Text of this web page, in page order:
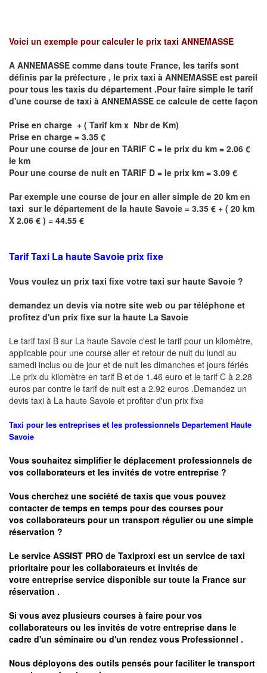
Voici un exemple pour calculer le prix taxi ANNEMASSE
A ANNEMASSE comme dans toute France, les tarifs sont
définis par la préfecture , le prix taxi à ANNEMASSE est pareil
pour tous les taxis du département .Pour faire simple le tarif
d'une course de taxi à ANNEMASSE ce calcule de cette façon
Prise en charge + ( Tarif km x Nbr de Km)
Prise en charge = 3.35 €
Pour une course de jour en TARIF C = le prix du km = 2.06 €
le km
Pour une course de nuit en TARIF D = le prix km = 3.09 €
Par exemple une course de jour en aller simple de 20 km en
taxi sur le département de la haute Savoie = 3.35 € + ( 20 km
X 2.06 € ) = 44.55 €
Tarif Taxi La haute Savoie prix fixe
Vous voulez un prix taxi fixe votre taxi sur haute Savoie ?
demandez un devis via notre site web ou par téléphone et
profitez d'un prix fixe sur la haute La Savoie
Le tarif taxi B sur La haute Savoie c'est le tarif pour un kilomètre,
applicable pour une course aller et retour de nuit du lundi au
samedi inclus ou de jour et de nuit les dimanches et jours fériés
.Le prix du kilomètre en tarif B et de 1.46 euro et le tarif C à 2.28
euros par contre le tarif de nuit est a 2.92 euros .Demandez un
devis taxi à La haute Savoie et profiter d'un prix fixe
Taxi pour les entreprises et les professionnels Departement Haute
Savoie
Vous souhaitez simplifier le déplacement professionnels de
vos collaborateurs et les invités de votre entreprise ?
Vous cherchez une société de taxis que vous pouvez
contacter de temps en temps pour des courses pour
vos collaborateurs pour un transport régulierou une simple
réservation ?
Le service ASSIST PRO de Taxiproxi est un service de taxi
prioritaire pour les collaborateurs et invités de
votre entreprise service disponible sur toute la France sur
réservation .
Si vous avez plusieurs courses à faire pour vos
collaborateurs ou les invités de votre entreprise dans le
cadre d'un séminaire ou d'un rendez vous Professionnel .
Nous déployons des outils pensés pour faciliter le transport